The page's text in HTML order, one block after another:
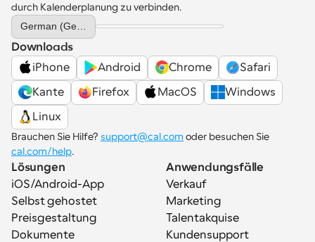
durch Kalenderplanung zu verbinden.
Select Language
Downloads
iPhone
Android Chrome
Safari
Kante
Firefox MacOS
Windows
Linux
Brauchen Sie Hilfe? support@cal.com
cal.com/help.
Lösungen
iOS/Android-App
Selbst gehostet
Preisgestaltung
Dokumente
Anwendungsfälle
Verkauf
Marketing
Talentakquise
Kundensupport